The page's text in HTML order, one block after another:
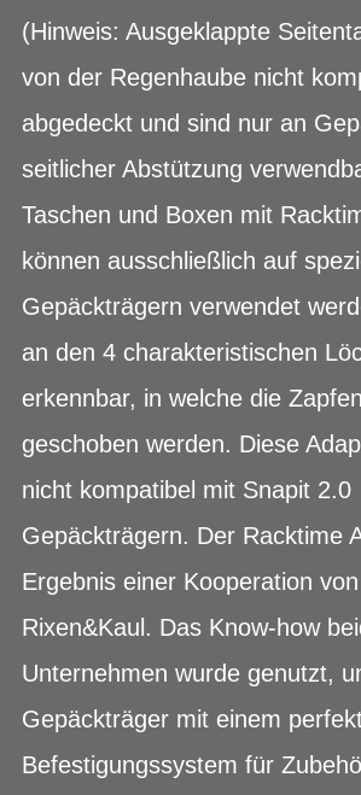
(Hinweis: Ausgeklappte
von der Regenhaube nicht
abgedeckt und sind nur an
seitlicher Abstützung
Taschen und Boxen mit
können ausschließlich auf
Gepäckträgern verwendet
an den 4 charakteristischen
erkennbar, in welche die
geschoben werden. Diese
nicht kompatibel mit Snapit 2.0
Gepäckträgern. Der Racktime
Ergebnis einer Kooperation
Rixen&Kaul. Das Know-how
Unternehmen wurde genutzt,
Gepäckträger mit einem
Befestigungssystem für